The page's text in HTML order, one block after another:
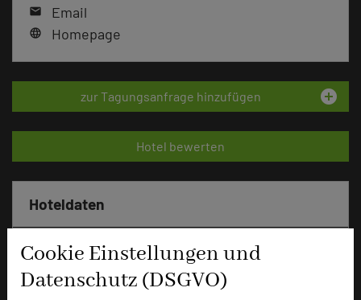
Cookie Einstellungen und
Datenschutz (DSGVO)
mail Email
language Homepage
zur Tagungsanfrage hinzufügen add_circle
Hotel bewerten
Hoteldaten
Max. Tagungskapazität (Personen)
U-Form
Parlamentarisch